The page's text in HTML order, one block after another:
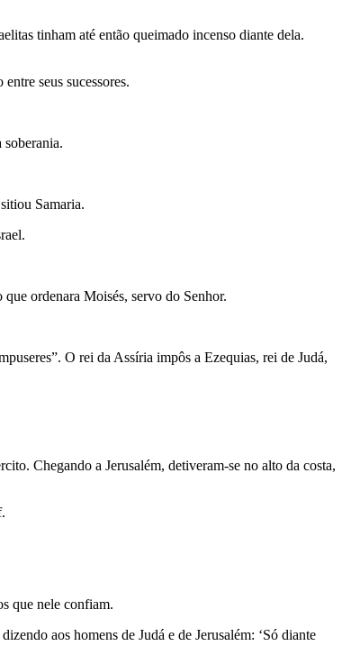
tinham até então queimado incenso diante dela.
seus sucessores.
soberania.
Samaria.
ordenara Moisés, servo do Senhor.
O rei da Assíria impôs a Ezequias, rei de Judá,
Chegando a Jerusalém, detiveram-se no alto da costa,
que nele confiam.
aos homens de Judá e de Jerusalém: ‘Só diante